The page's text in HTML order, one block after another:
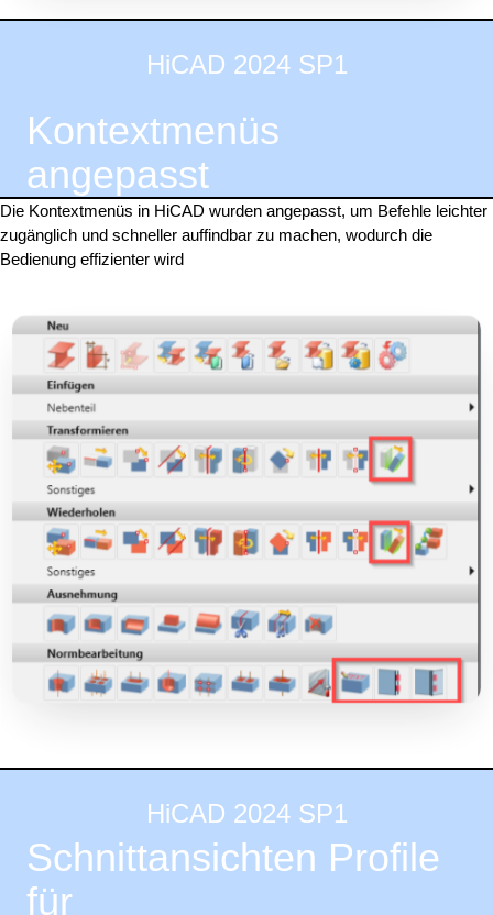
HiCAD 2024 SP1
Kontextmenüs
angepasst
Die Kontextmenüs in HiCAD wurden angepasst, um Befehle leichter
zugänglich und schneller auffindbar zu machen, wodurch die
Bedienung effizienter wird
HiCAD 2024 SP1
Schnittansichten Profile
für